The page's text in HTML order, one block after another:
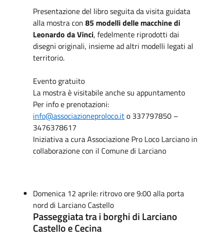
Presentazione del libro seguita da visita guidata
alla mostra con 85 modelli delle macchine di
Leonardo da Vinci, fedelmente riprodotti dai
disegni originali, insieme ad altri modelli legati al
territorio.
Evento gratuito
La mostra è visitabile anche su appuntamento
Per info e prenotazioni:
info@associazioneproloco.ito 337797850 –
3476378617
Iniziativa a cura Associazione Pro Loco Larciano in
collaborazione con il Comune di Larciano
Domenica 12 aprile: ritrovo ore 9:00 alla porta
nord di Larciano Castello
Passeggiata tra i borghi di Larciano
Castello e Cecina